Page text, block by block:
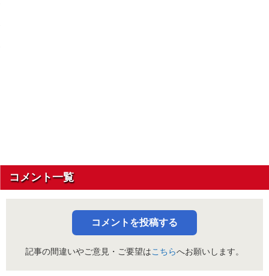
コメント一覧
コメントを投稿する
記事の間違いやご意見・ご要望はこちらへお願いします。